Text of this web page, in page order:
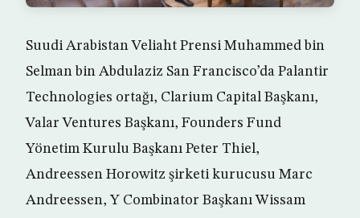
Suudi Arabistan Veliaht Prensi Muhammed bin
Selman bin Abdulaziz San Francisco’da Palantir
Technologies ortağı, Clarium Capital Başkanı,
Valar Ventures Başkanı, Founders Fund
Yönetim Kurulu Başkanı Peter Thiel,
Andreessen Horowitz şirketi kurucusu Marc
Andreessen, Y Combinator Başkanı Wissam